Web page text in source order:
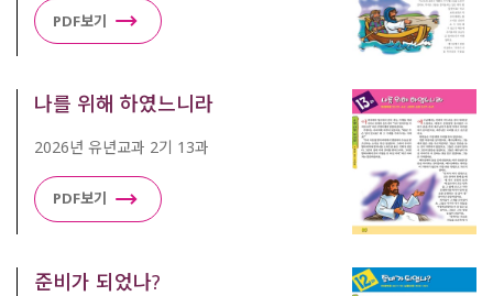
PDF보기
나를 위해 하였느니라
2026년 유년교과 2기 13과
PDF보기
준비가 되었나?